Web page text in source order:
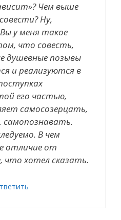
Чем выше
Ну,
у меня такое
что совесть,
душевные позывы
и реализуются в
его частью,
самосозерцать,
самопознавать.
В чем
отличие от
что хотел сказать.